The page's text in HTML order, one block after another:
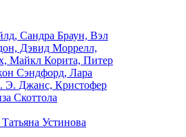
Сандра Браун, Вэл
Дэвид Моррелл,
Майкл Корита, Питер
Сэндфорд, Лара
Э. Джанс, Кристофер
Скоттола
Устинова